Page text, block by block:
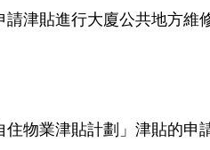
津貼進行大廈公共地方維
物業津貼計劃」津貼的申